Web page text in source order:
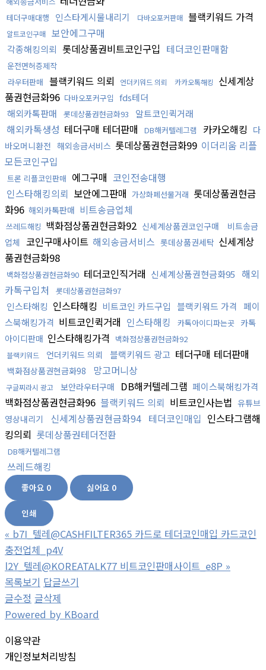
테더구매대행 인스타게시물내리기 다바오포커판매 블랙키워드 가격
알트코인구매 보안에그구매
각종해킹의뢰 롯데상품권비트코인구입 테더코인판매함
운전면허증제작
라우터판매 블랙키워드 의뢰 언더키워드 의뢰 카카오톡해킹
신세계상
품권현금화96 다바오포커구입 fds테더
해외카톡판매
롯데상품권현금화93 알트코인퀵거래
해외카톡생성 테더구매 테더판매 DB해커텔레그램 카카오해킹 다
바오머니환전 해외송금서비스 롯데상품권현금화99 이더리움 리플
모든코인구입
트론 리플코인판매 에그구매 코인전송대행
인스타해킹의뢰 보안에그판매 가상화폐선물거래 롯데상품권현금
화96 해외카톡판매 비트송금업체
쓰레드해킹 백화점상품권현금화92 신세계상품권코인구매
비트송금
업체 코인구매사이트 해외송금서비스 롯데상품권세탁 신세계상
품권현금화98
백화점상품권현금화90 테더코인직거래 신세계상품권현금화95
해외
카톡구입처
롯데상품권현금화97
인스타해킹 인스타해킹 비트코인 카드구입 블랙키워드 가격 페이
스북해킹가격 비트코인퀵거래 인스타해킹 카톡아이디파는곳 카톡
아이디판매 인스타해킹가격 백화점상품권현금화92
블랙키워드 언더키워드 의뢰 블랙키워드 광고 테더구매 테더판매
백화점상품권현금화98 망고머니상
구글찌라시 광고 보안라우터구매 DB해커텔레그램 페이스북해킹가격
백화점상품권현금화96 블랙키워드 의뢰 비트코인사는법 유튜브
영상내리기
신세계상품권현금화94 테더코인매입 인스타그램해
킹의뢰 롯데상품권테더전환
DB해커텔레그램
쓰레드해킹
좋아요 0 싫어요 0
인쇄
« b7I_텔레@CASHFILTER365 카드로 테더코인매입 카드코인
충전업체_p4V
l2Y_텔레@KOREATALK77 비트코인판매사이트_e8P »
목록보기 답글쓰기
글수정 글삭제
Powered by KBoard
이용약관
개인정보처리방침